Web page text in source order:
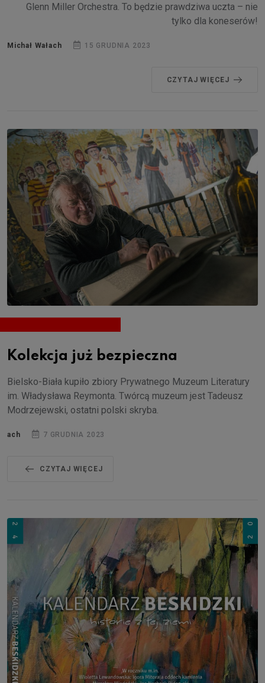
Glenn Miller Orchestra. To będzie prawdziwa uczta – nie
tylko dla koneserów!
Michał Wałach 15 GRUDNIA 2023
CZYTAJ WIĘCEJ
Kolekcja już bezpieczna
Bielsko-Biała kupiło zbiory Prywatnego Muzeum Literatury
im. Władysława Reymonta. Twórcą muzeum jest Tadeusz
Modrzejewski, ostatni polski skryba.
ach 7 GRUDNIA 2023
CZYTAJ WIĘCEJ